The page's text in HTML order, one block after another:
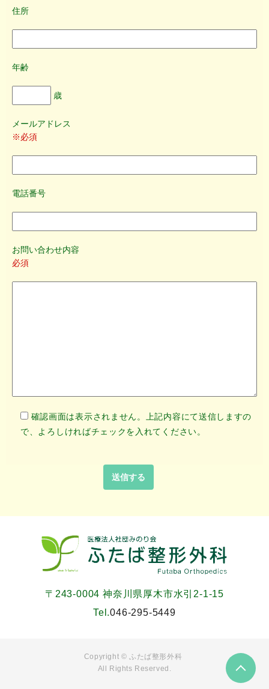
住所
年齢
歳
メールアドレス
※必須
電話番号
お問い合わせ内容
必須
確認画面は表示されません。上記内容にて送信しますの
で、よろしければチェックを入れてください。
〒243-0004 神奈川県厚木市水引2-1-15
Tel.046-295-5449
Copyright © ふたば整形外科
All Rights Reserved.